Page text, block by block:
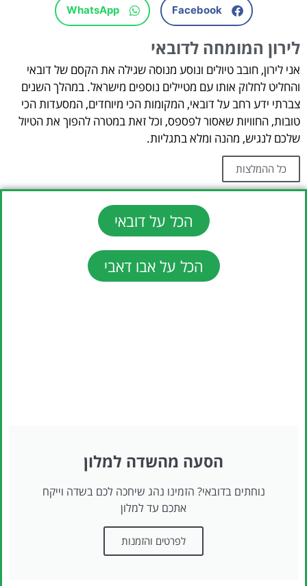
Facebook
WhatsApp
לירון המומחה לדובאי
אני לירון, חובב טיולים ונוסע מנוסה שגילה את הקסם של דובאי
והחליט לחלוק אותו עם מטיילים נוספים מישראל. במהלך השנים
צברתי ידע רחב על דובאי, המקומות הכי מיוחדים, המסעדות הכי
טובות, החוויות שאסור לפספס, וכל זאת במטרה להפוך את הטיול
שלכם לנגיש, מהנה ומלא בתגליות.
כל ההמלצות
הכל על דובאי
הכל על אבו דאבי
הסעה מהשדה למלון
נוחתים בדובאי? הזמינו נהג שיחכה לכם בשדה וייקח
אתכם עד למלון
לפרטים והזמנות